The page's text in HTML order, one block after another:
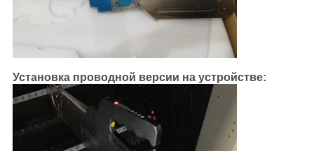
Установка проводной версии на устройстве: